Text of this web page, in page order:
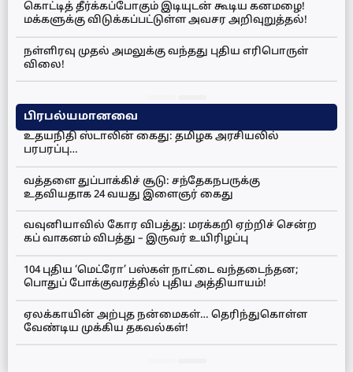
கொட்டித் தீர்க்கப்போகும் இடியுடன் கூடிய கனமழை!
மக்களுக்கு விடுக்கப்பட்டுள்ள அவசர அறிவுறுத்தல்!
நள்ளிரவு முதல் அமலுக்கு வந்தது புதிய எரிபொருள்
விலை!
பிரபல்யமானவை
உதயநிதி ஸ்டாலின் கைது: தமிழக அரசியலில்
பரபரப்பு…
வத்தளை துப்பாக்கிச் சூடு: சந்தேகநபருக்கு
உதவியதாக 24 வயது இளைஞர் கைது
வவுனியாவில் கோர விபத்து: மரக்கறி ஏற்றிச் சென்ற
கப் வாகனம் விபத்து – இருவர் உயிரிழப்பு
104 புதிய ‘மெட்ரோ’ பஸ்கள் நாட்டை வந்தடைந்தன;
பொதுப் போக்குவரத்தில் புதிய அத்தியாயம்!
ஏலக்காயின் அற்புத நன்மைகள்… தெரிந்துகொள்ள
வேண்டிய முக்கிய தகவல்கள்!